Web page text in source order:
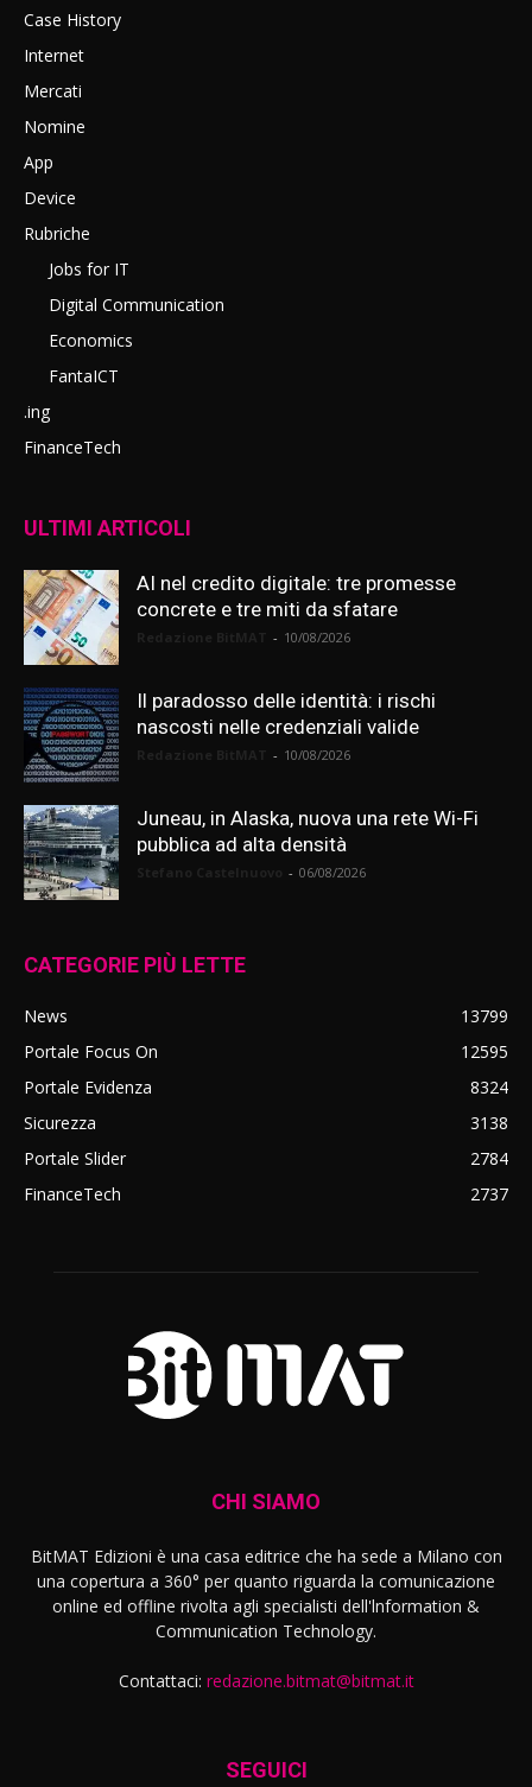
Case History
Internet
Mercati
Nomine
App
Device
Rubriche
Jobs for IT
Digital Communication
Economics
FantaICT
.ing
FinanceTech
ULTIMI ARTICOLI
AI nel credito digitale: tre promesse
concrete e tre miti da sfatare
- 10/08/2026
Il paradosso delle identità: i rischi
nascosti nelle credenziali valide
- 10/08/2026
Juneau, in Alaska, nuova una rete Wi-Fi
pubblica ad alta densità
- 06/08/2026
CATEGORIE PIÙ LETTE
News
13799
Portale Focus On
12595
Portale Evidenza
8324
Sicurezza
3138
Portale Slider
2784
FinanceTech
2737
CHI SIAMO
BitMAT Edizioni è una casa editrice che ha sede a Milano con
una copertura a 360° per quanto riguarda la comunicazione
online ed offline rivolta agli specialisti dell'lnformation &
Communication Technology.
Contattaci: redazione.bitmat@bitmat.it
SEGUICI